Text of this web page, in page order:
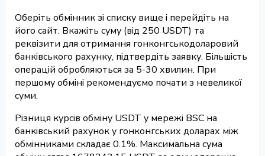
Оберіть обмінник зі списку вище і перейдіть на
його сайт. Вкажіть суму (від 250 USDT) та
реквізити для отримання гонконгськодоларовий
банківського рахунку, підтвердіть заявку. Більшість
операцій обробляються за 5-30 хвилин. При
першому обміні рекомендуємо почати з невеликої
суми.
Різниця курсів обміну USDT у мережі BSC на
банківський рахунок у гонконгських доларах між
обмінниками складає 0.1%. Максимальна сума